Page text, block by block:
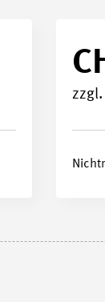
zzgl.